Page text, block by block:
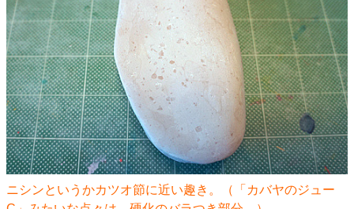
ニシンというかカツオ節に近い趣き。（「カバヤのジュー